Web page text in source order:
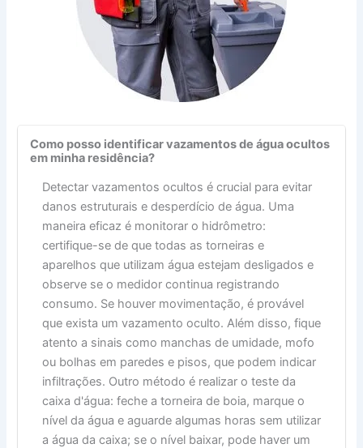
Como posso identificar vazamentos de água ocultos
em minha residência?
Detectar vazamentos ocultos é crucial para evitar
danos estruturais e desperdício de água. Uma
maneira eficaz é monitorar o hidrômetro:
certifique-se de que todas as torneiras e
aparelhos que utilizam água estejam desligados e
observe se o medidor continua registrando
consumo. Se houver movimentação, é provável
que exista um vazamento oculto. Além disso, fique
atento a sinais como manchas de umidade, mofo
ou bolhas em paredes e pisos, que podem indicar
infiltrações. Outro método é realizar o teste da
caixa d'água: feche a torneira de boia, marque o
nível da água e aguarde algumas horas sem utilizar
a água da caixa; se o nível baixar, pode haver um